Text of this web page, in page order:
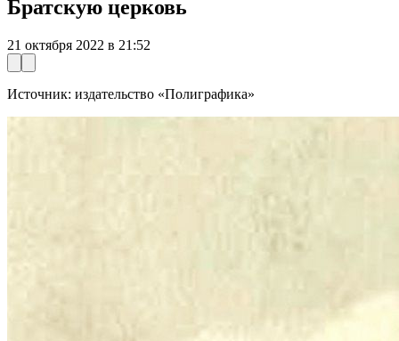
Братскую церковь
21 октября 2022 в 21:52
Источник: издательство «Полиграфика»